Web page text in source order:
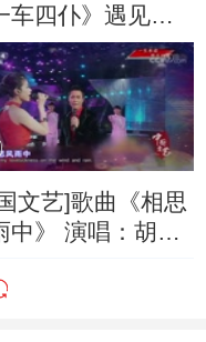
车四仆》遇见最
的角色
文艺]歌曲《相思
中》 演唱：胡杏